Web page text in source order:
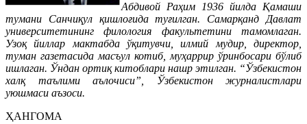
Абдивой Раҳим 1936 йилда Қамаши
тумани Санчиқул қишлоғида туғилган. Самарқанд Давлат
университетининг филология факультетини тамомлаган.
Узоқ йиллар мактабда ўқитувчи, илмий мудир, директор,
туман газетасида масъул котиб, муҳаррир ўринбосари бўлиб
ишлаган. Ўндан ортиқ китоблари нашр этилган. “Ўзбекистон
халқ таълими аълочиси”, Ўзбекистон журналистлари
уюшмаси аъзоси.
ҲАНГОМА